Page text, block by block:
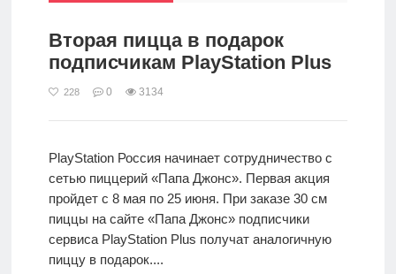
Вторая пицца в подарок
подписчикам PlayStation Plus
228 0 3134
PlayStation Россия начинает сотрудничество с
сетью пиццерий «Папа Джонс». Первая акция
пройдет с 8 мая по 25 июня. При заказе 30 см
пиццы на сайте «Папа Джонс» подписчики
сервиса PlayStation Plus получат аналогичную
пиццу в подарок....